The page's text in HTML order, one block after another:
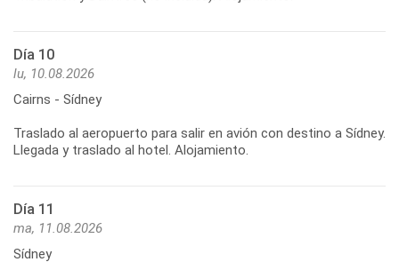
Día 10
lu, 10.08.2026
Cairns - Sídney
Traslado al aeropuerto para salir en avión con destino a Sídney.
Día 11
ma, 11.08.2026
Sídney